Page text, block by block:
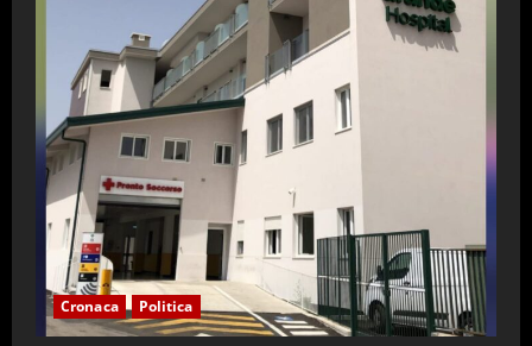
Cronaca Politica